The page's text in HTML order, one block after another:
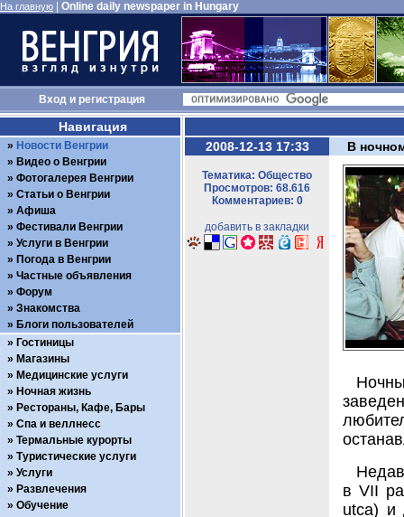
На главную Online daily newspaper in Hungary
Входи регистрация
2008-12-13 17:33
Тематика: Общество
Просмотров: 68.616
Комментариев: 0
добавить в закладки
В
в VII
utca) и
Навигация
Новости Венгрии
Видео о Венгрии
Фотогалерея Венгрии
Статьи о Венгрии
Афиша
Фестивали Венгрии
Услуги в Венгрии
Погода в Венгрии
Частные объявления
Форум
Знакомства
Блоги пользователей
Гостиницы
Магазины
Медицинские услуги
Ночная жизнь
Рестораны, Кафе, Бары
Спа и веллнесс
Термальные курорты
Туристические услуги
Услуги
Развлечения
Обучение